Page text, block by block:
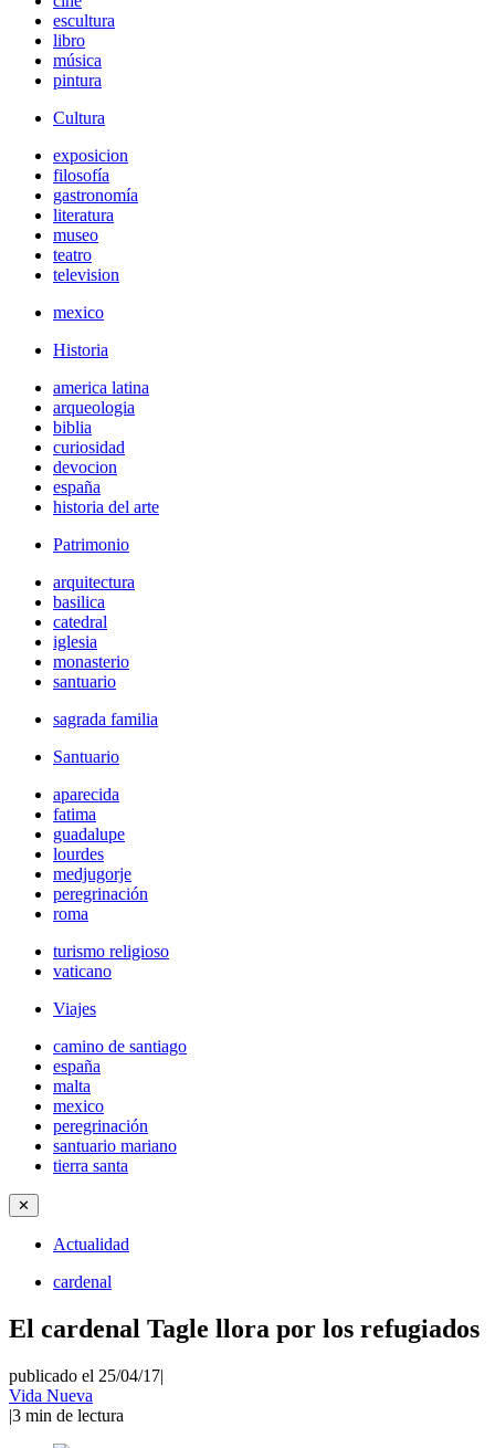
escultura
libro
música
pintura
Cultura
exposicion
filosofía
gastronomía
literatura
museo
teatro
television
mexico
Historia
america latina
arqueologia
biblia
curiosidad
devocion
españa
historia del arte
Patrimonio
arquitectura
basilica
catedral
iglesia
monasterio
santuario
sagrada familia
Santuario
aparecida
fatima
guadalupe
lourdes
medjugorje
peregrinación
roma
turismo religioso
vaticano
Viajes
camino de santiago
españa
malta
mexico
peregrinación
santuario mariano
tierra santa
✕
Actualidad
cardenal
El cardenal Tagle llora por los refugiados
publicado el 25/04/17|
Vida Nueva
|3 min de lectura